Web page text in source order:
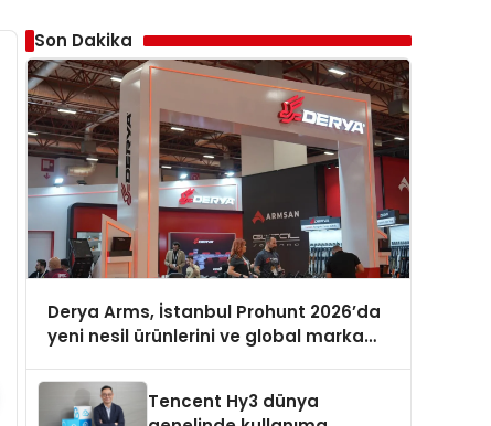
Son Dakika
Derya Arms, İstanbul Prohunt 2026’da
yeni nesil ürünlerini ve global marka
Tencent Hy3 dünya